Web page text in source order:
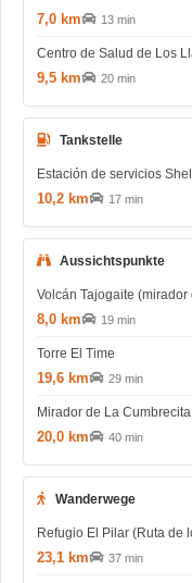
7,0 km 13 min
Centro de Salud de Los
9,5 km 20 min
Tankstelle
Estación de servicios
10,2 km 17 min
Aussichtspunkte
Volcán Tajogaite (mirador
8,0 km 19 min
Torre El Time
19,6 km 29 min
Mirador de La Cumbrecita
20,0 km 40 min
Wanderwege
Refugio El Pilar (Ruta de
23,1 km 37 min